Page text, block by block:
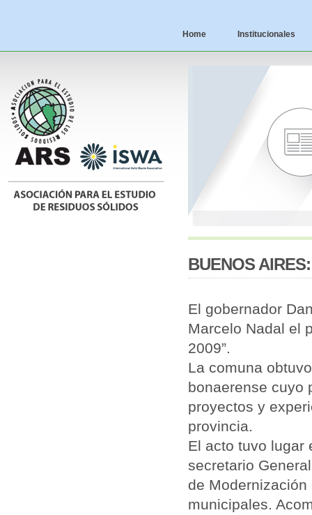
Home Institucionales
BUENOS
El gobernador
Marcelo Nadal el
2009”.
La comuna
bonaerense cuyo
proyectos y
provincia.
El acto tuvo lugar
secretario
de
municipales.